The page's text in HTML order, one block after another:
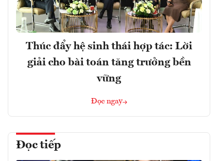
Thúc đẩy hệ sinh thái hợp tác: Lời
giải cho bài toán tăng trưởng bền
vững
Đọc ngay
Đọc tiếp